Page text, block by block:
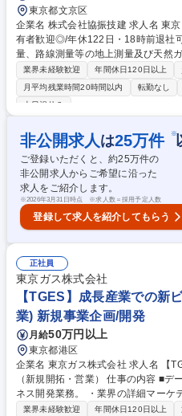
東京都文京区
企業名 株式会社協振技建 求人名 東京ガスG【測量/公共測量】測量士補保
有者歓迎◎/年休122日・18時前退社可能! 仕事の内容 基準点測量
量、路線測量等の地上測量及び天然
礎調査、データ分析等や大手ガス会
設計業務に携わっていただきます。 GNSSを利用した基準点測量や地形測
量、埋設済のガス管の沈下や変位を
に注力しています。大型台風やゲリ
害に対応するため、地方自治体から
リーンレーザーで河川や湾岸の測量
に向けて主任技術者を求めています 募集職種 東京ガスG【測量/公共測
量】測量士補保有者歓迎◎/年休122
業界未経験歓迎 年間休日120日以上
月平均残業時間20時間以内
転勤なし
土日祝休み
非公開求人 は25万件 ※
ご登録いただくと、約25万件の
非公開求人からご希望に沿った
求人をご紹介します。
※2026年3月31日時点 ※求人数＝採用予定人数
登録して求人を紹介してもらう
正社員
東京ガス株式会社
【TGES】成長産業での新
業) 新規事業企画/開発
月給50万円以上
東京都港区
企業名 東京ガス株式会社 求人名 【TGES】成長産業での新ビジネス開発
（新規開拓・営業） 仕事の内容 ■データセンター、半導体業界向け新ビジ
ネス開発業務。 ・業界の詳細マーケ
討、必要なソリューションの抽出。 関連部署を巻き込んだソリューション
業界未経験歓迎 年間休日120日以上